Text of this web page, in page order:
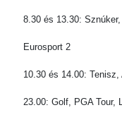
8.30 és 13.30:
Eurosport 2
10.30 és 14.00: Tenisz,
23.00: Golf, PGA Tour,